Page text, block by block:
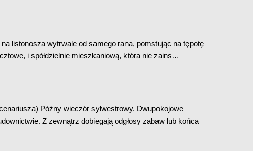
listonosza wytrwale od samego rana, pomstując na tępotę
i spółdzielnie mieszkaniową, która nie zains…
Późny wieczór sylwestrowy. Dwupokojowe
Z zewnątrz dobiegają odgłosy zabaw lub końca